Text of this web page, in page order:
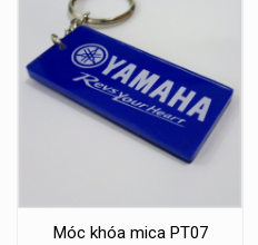
Móc khóa mica PT07